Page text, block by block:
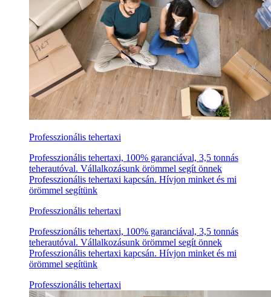
Professzionális tehertaxi
Professzionális tehertaxi, 100% garanciával, 3,5 tonnás
teherautóval. Vállalkozásunk örömmel segít önnek
Professzionális tehertaxi kapcsán. Hívjon minket és mi
örömmel segítünk
Professzionális tehertaxi
Professzionális tehertaxi, 100% garanciával, 3,5 tonnás
teherautóval. Vállalkozásunk örömmel segít önnek
Professzionális tehertaxi kapcsán. Hívjon minket és mi
örömmel segítünk
Professzionális tehertaxi